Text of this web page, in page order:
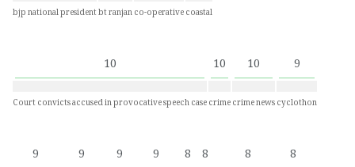
bjp national presidentbt ranjanco-operativecoastal
10
Court convicts accused in provocative speech case
10
crime
10
crime news
9
cyclothon
9 9 9 9 8 8 8 8